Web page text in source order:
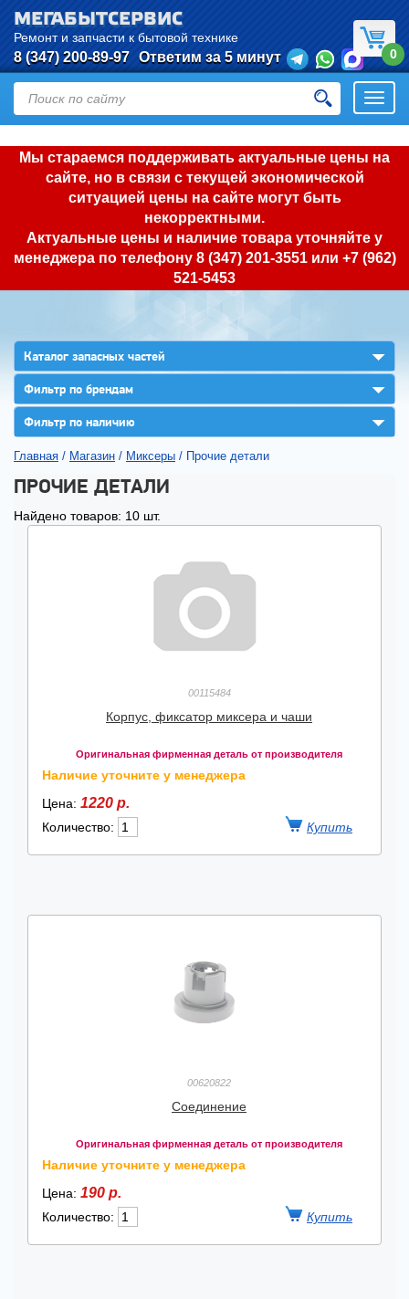
Мы стараемся поддерживать актуальные цены на
сайте, но в связи с текущей экономической
ситуацией цены на сайте могут быть
некорректными.
Актуальные цены и наличие товара уточняйте у
менеджера по телефону 8 (347) 201-3551или +7 (962)
521-5453
МЕГАБЫТСЕРВИС
Ремонт и запчасти к бытовой технике
8 (347) 200-89-97 Ответим за 5 минут 0
Каталог запасных частей ▼
Фильтр по брендам ▼
Фильтр по наличию ▼
Главная / Магазин / Миксеры / Прочие детали
ПРОЧИЕ ДЕТАЛИ
Найдено товаров: 10 шт.
00115484
Корпус, фиксатор миксера и чаши
Оригинальная фирменная деталь от производителя
Наличие уточните у менеджера
Цена: 1220 р.
Количество:
00620822
Соединение
Оригинальная фирменная деталь от производителя
Наличие уточните у менеджера
Цена: 190 р.
Количество: